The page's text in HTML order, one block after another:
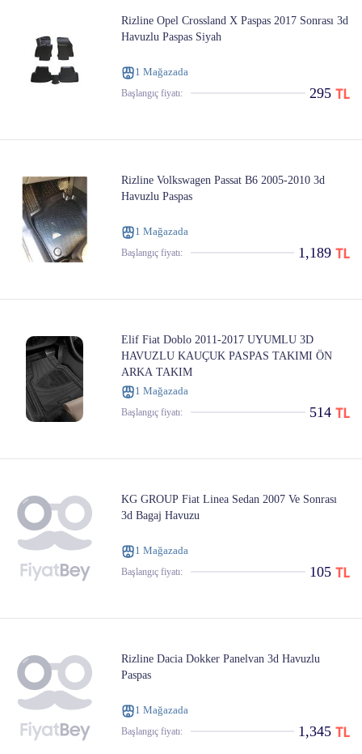
Rizline Opel Crossland X Paspas 2017 Sonrası 3d
Havuzlu Paspas Siyah
1 Mağazada
Başlangıç ​​fiyatı: 295
Rizline Volkswagen Passat B6 2005-2010 3d
Havuzlu Paspas
1 Mağazada
Başlangıç ​​fiyatı: 1,189
Elif Fiat Doblo 2011-2017 UYUMLU 3D
HAVUZLU KAUÇUK PASPAS TAKIMI ÖN
ARKA TAKIM
1 Mağazada
Başlangıç ​​fiyatı: 514
KG GROUP Fiat Linea Sedan 2007 Ve Sonrası
3d Bagaj Havuzu
1 Mağazada
Başlangıç ​​fiyatı: 105
Rizline Dacia Dokker Panelvan 3d Havuzlu
Paspas
1 Mağazada
Başlangıç ​​fiyatı: 1,345